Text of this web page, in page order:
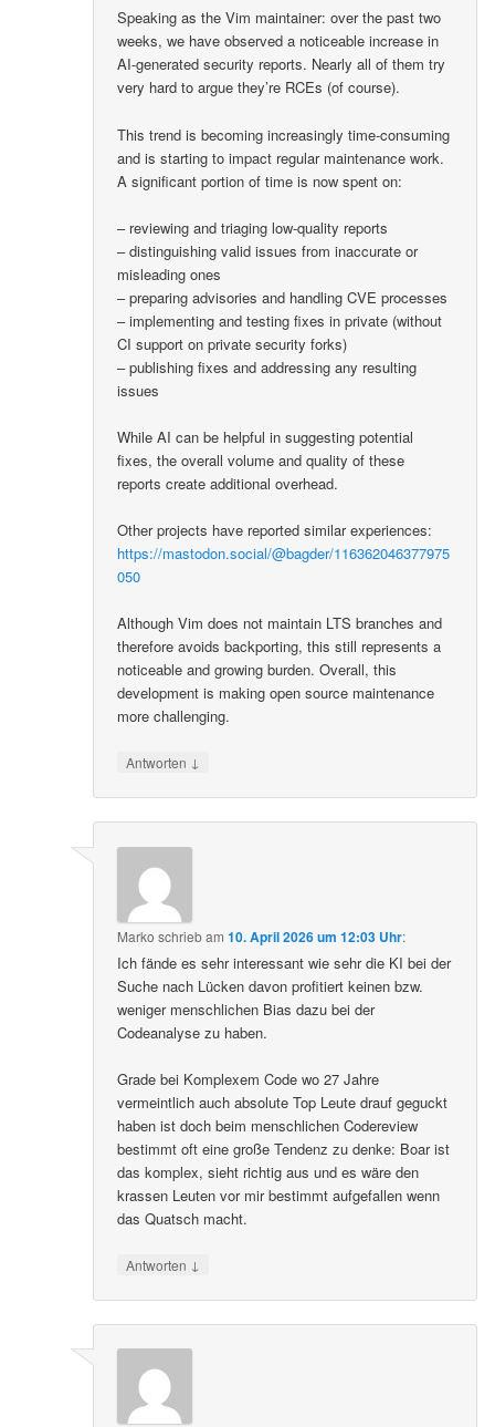
Speaking as the Vim maintainer: over the past two
weeks, we have observed a noticeable increase in
AI-generated security reports. Nearly all of them try
very hard to argue they’re RCEs (of course).
This trend is becoming increasingly time-consuming
and is starting to impact regular maintenance work.
A significant portion of time is now spent on:
– reviewing and triaging low-quality reports
– distinguishing valid issues from inaccurate or
misleading ones
– preparing advisories and handling CVE processes
– implementing and testing fixes in private (without
CI support on private security forks)
– publishing fixes and addressing any resulting
issues
While AI can be helpful in suggesting potential
fixes, the overall volume and quality of these
reports create additional overhead.
Other projects have reported similar experiences:
https://mastodon.social/@bagder/116362046377975
050
Although Vim does not maintain LTS branches and
therefore avoids backporting, this still represents a
noticeable and growing burden. Overall, this
development is making open source maintenance
more challenging.
Antworten ↓
Marko schriebam10. April 2026 um 12:03 Uhr:
Ich fände es sehr interessant wie sehr die KI bei der
Suche nach Lücken davon profitiert keinen bzw.
weniger menschlichen Bias dazu bei der
Codeanalyse zu haben.
Grade bei Komplexem Code wo 27 Jahre
vermeintlich auch absolute Top Leute drauf geguckt
haben ist doch beim menschlichen Codereview
bestimmt oft eine große Tendenz zu denke: Boar ist
das komplex, sieht richtig aus und es wäre den
krassen Leuten vor mir bestimmt aufgefallen wenn
das Quatsch macht.
Antworten ↓